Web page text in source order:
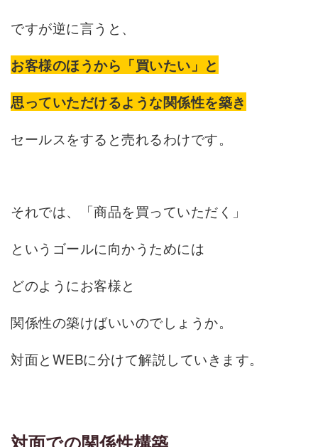
ですが逆に言うと、
お客様のほうから「買いたい」と
思っていただけるような関係性を築き
セールスをすると売れるわけです。
それでは、「商品を買っていただく」
というゴールに向かうためには
どのようにお客様と
関係性の築けばいいのでしょうか。
対面とWEBに分けて解説していきます。
対面での関係性構築